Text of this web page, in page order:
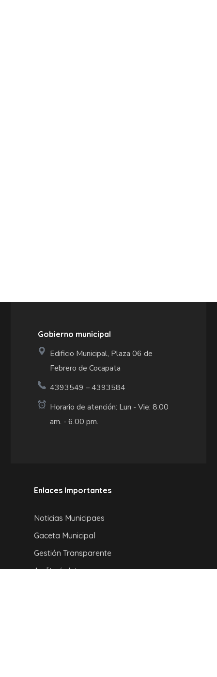
Gobierno municipal
Edificio Municipal, Plaza 06 de
Febrero de Cocapata
4393549 – 4393584
Horario de atención: Lun - Vie: 8.00
am. - 6.00 pm.
Enlaces Importantes
Noticias Municipaes
Gaceta Municipal
Gestión Transparente
Auditoría Interna